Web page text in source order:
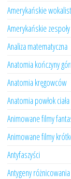
Amerykańskie
Amerykańskie
Analiza matematyczna
Anatomia kończyny
Anatomia kręgowców
Anatomia powłok ciała
Animowane filmy
Animowane filmy
Antyfaszyści
Antygeny